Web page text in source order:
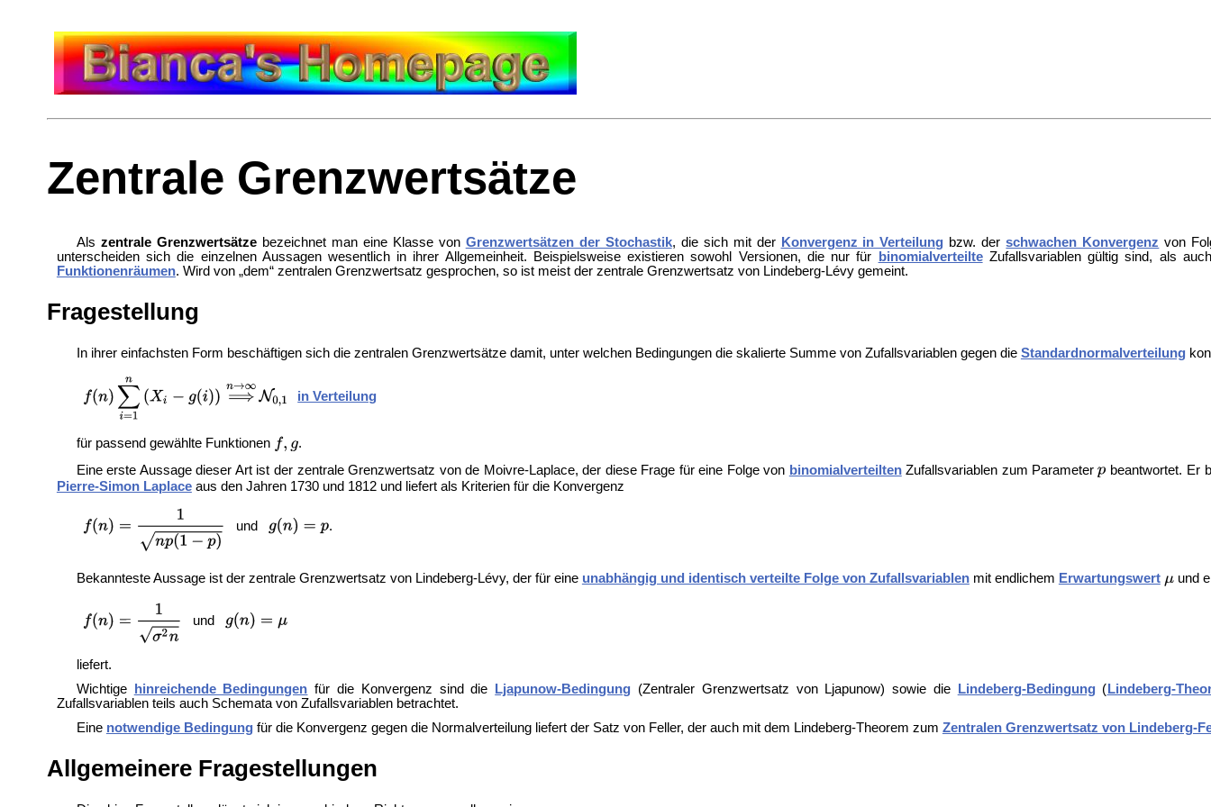
Zentrale Grenzwertsätze
Als zentrale Grenzwertsätzebezeichnet man eine Klasse von Grenzwertsätzen der Stochastik, die sich mit der Konvergenz in Verteilung bzw. derschwachen Konvergenz von
unterscheiden sich die einzelnen Aussagen wesentlich in ihrer Allgemeinheit. Beispielsweise existieren sowohl Versionen, die nur für
binomialverteilteZufallsvariablen gültig sind, als
Funktionenräumen. Wird von „dem“ zentralen Grenzwertsatz gesprochen, so ist meist der zentrale Grenzwertsatz von Lindeberg-Lévy gemeint.
Fragestellung
In ihrer einfachsten Form beschäftigen sich die zentralen Grenzwertsätze damit, unter welchen Bedingungen die skalierte Summe von Zufallsvariablen gegen die Standardnormalverteilung
in Verteilung
für passend gewählte Funktionen
.
Eine erste Aussage dieser Art ist der zentrale Grenzwertsatz von de Moivre-Laplace, der diese Frage für eine Folge von binomialverteiltenZufallsvariablen zum Parameter
beantwortet. Er
Pierre-Simon Laplaceaus den Jahren 1730 und 1812 und liefert als Kriterien für die Konvergenz
und .
Bekannteste Aussage ist der zentrale Grenzwertsatz von Lindeberg-Lévy, der für eine unabhängig und identisch verteilte Folge von Zufallsvariablenmit endlichem Erwartungswert und
und
liefert.
Wichtige
hinreichende Bedingungen für die Konvergenz sind die Ljapunow-Bedingung (Zentraler Grenzwertsatz von Ljapunow) sowie die Lindeberg-Bedingung( Lindeberg-
Zufallsvariablen teils auch Schemata von Zufallsvariablen betrachtet.
Eine notwendige Bedingungfür die Konvergenz gegen die Normalverteilung liefert der Satz von Feller, der auch mit dem Lindeberg-Theorem zum Zentralen Grenzwertsatz von Lindeberg-
Allgemeinere Fragestellungen